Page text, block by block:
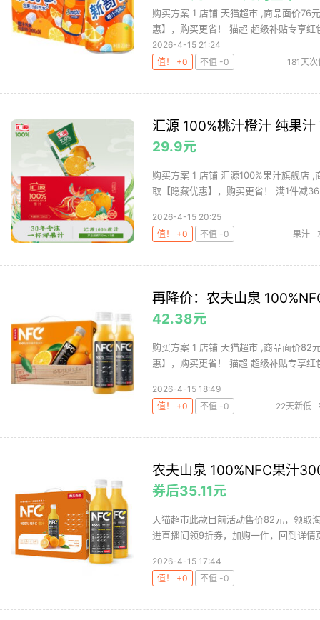
购买方案 1 店铺 天猫超市 ,商品面价76
惠】，购买更省！ 猫超 超级补贴专享红
2026-4-15 21:24
值！ +0
不值 -0
181天次
汇源 100%桃汁橙汁 纯果
29.9元
购买方案 1 店铺 汇源100%果汁旗舰店
取【隐藏优惠】，购买更省！ 满1件减
2026-4-15 20:25
值！ +0
不值 -0 果汁
再降价：农夫山泉
42.38元
购买方案 1 店铺 天猫超市 ,商品面价82
惠】，购买更省！ 猫超 超级补贴专享
2026-4-15 18:49
值！ +0
不值 -0 22天新低
农夫山泉 100%NFC果汁
券后35.11元
天猫超市此款目前活动售价82元，领取
进直播间领9折券，加购一件，回到详
2026-4-15 17:44
值！ +0
不值 -0